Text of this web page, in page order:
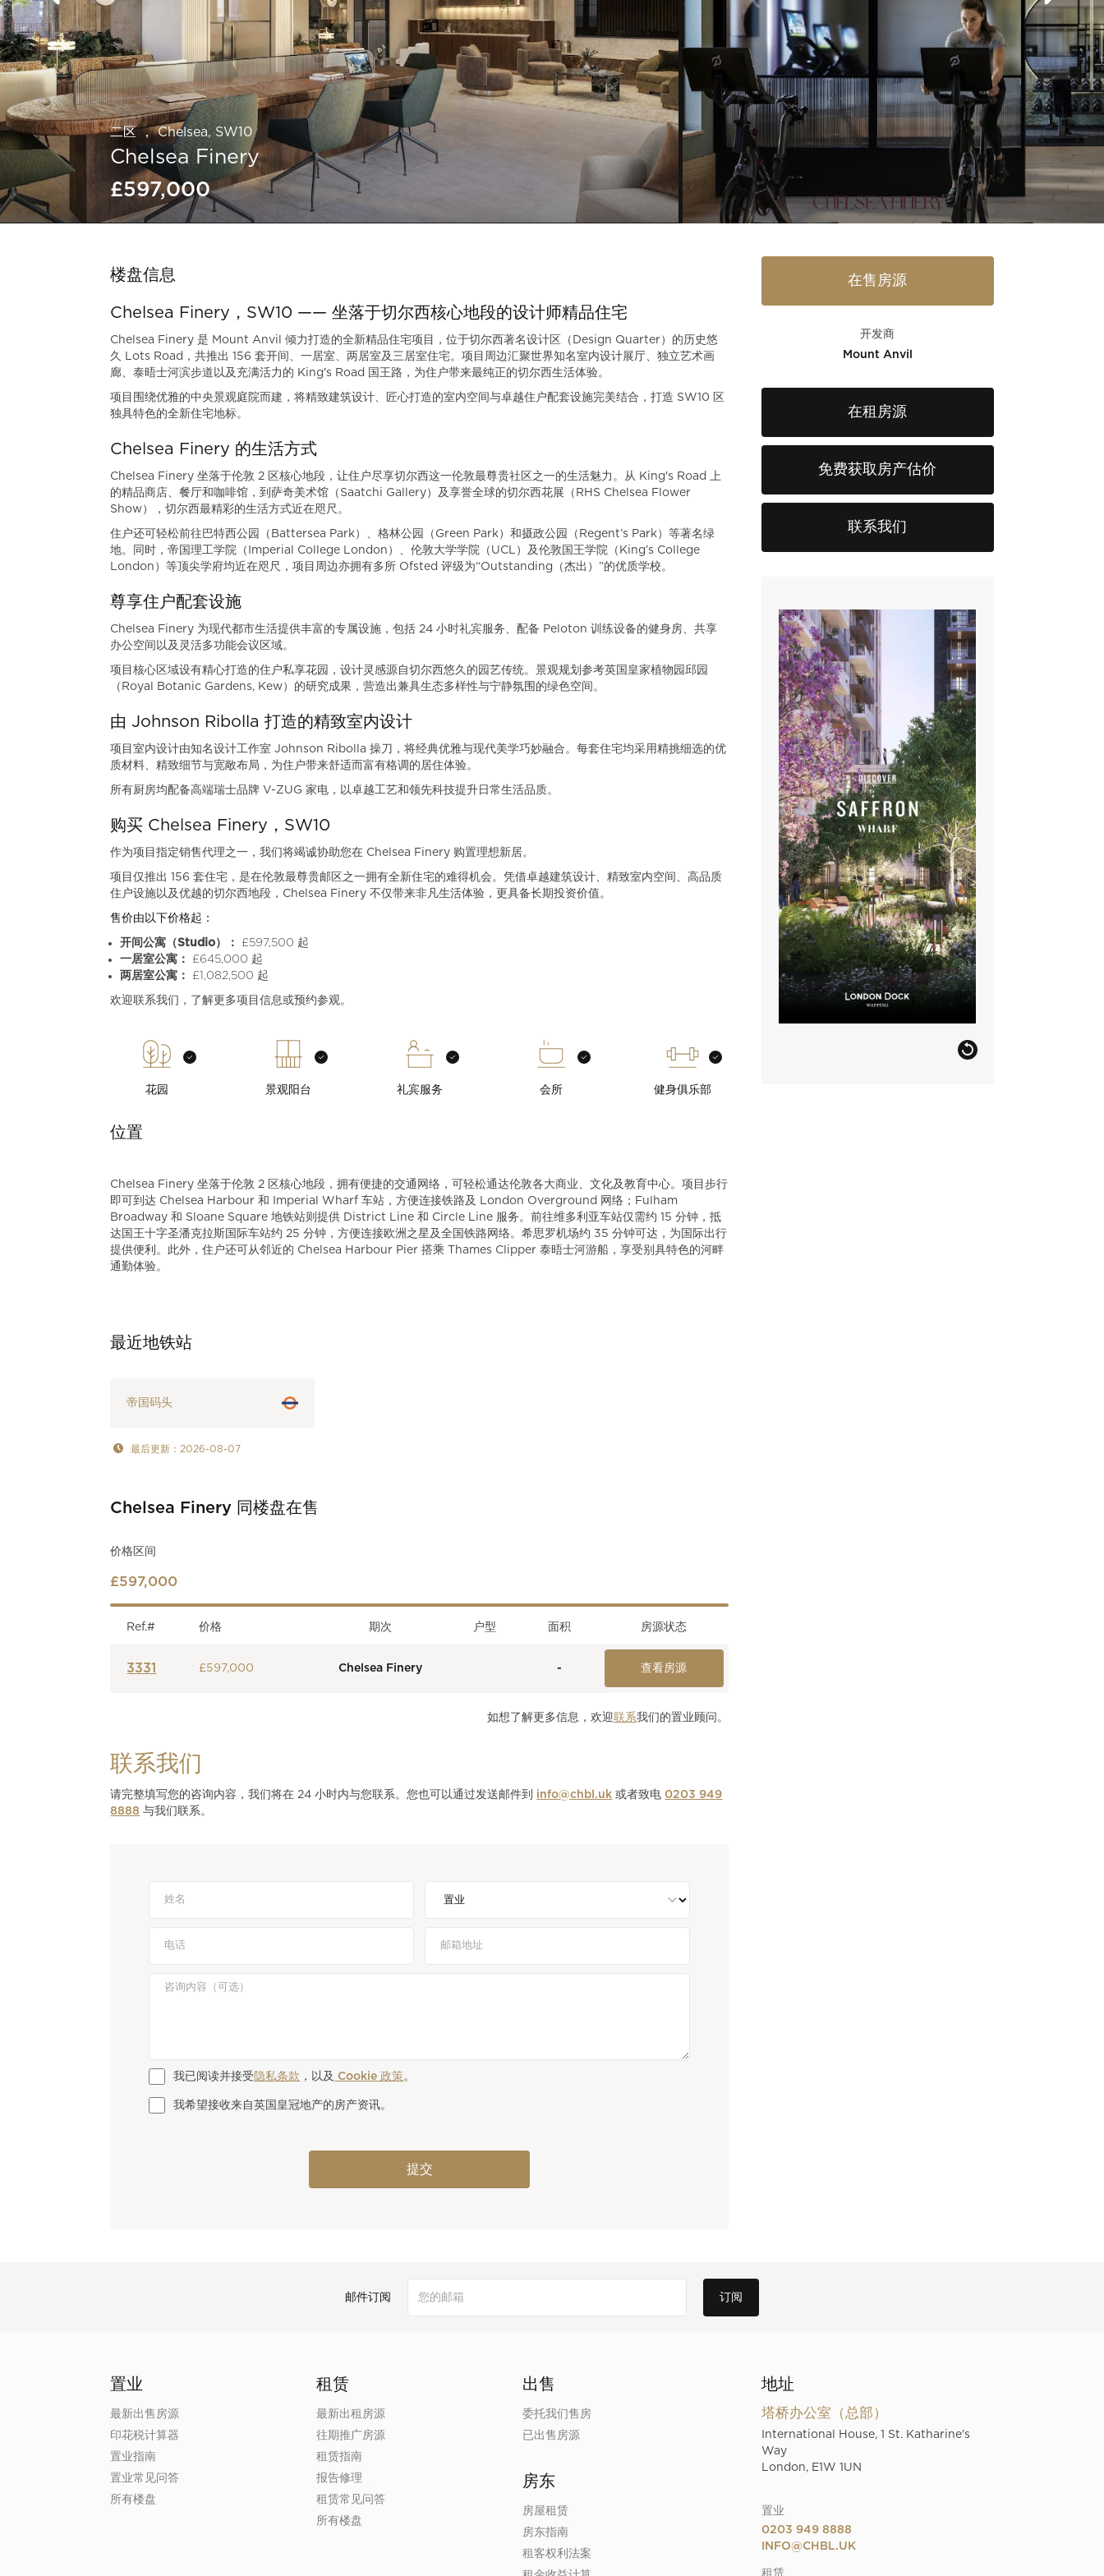
二区 ， Chelsea, SW10
Chelsea Finery
£597,000
楼盘信息
Chelsea Finery，SW10 —— 坐落于切尔西核心地段的设计师精品住宅
Chelsea Finery 是 Mount Anvil 倾力打造的全新精品住宅项目，位于切尔西著名设计区（Design Quarter）的历史悠
久 Lots Road，共推出 156 套开间、一居室、两居室及三居室住宅。项目周边汇聚世界知名室内设计展厅、独立艺术画
廊、泰晤士河滨步道以及充满活力的 King's Road 国王路，为住户带来最纯正的切尔西生活体验。
项目围绕优雅的中央景观庭院而建，将精致建筑设计、匠心打造的室内空间与卓越住户配套设施完美结合，打造 SW10 区
独具特色的全新住宅地标。
Chelsea Finery 的生活方式
Chelsea Finery 坐落于伦敦 2 区核心地段，让住户尽享切尔西这一伦敦最尊贵社区之一的生活魅力。从 King's Road 上
的精品商店、餐厅和咖啡馆，到萨奇美术馆（Saatchi Gallery）及享誉全球的切尔西花展（RHS Chelsea Flower
Show），切尔西最精彩的生活方式近在咫尺。
住户还可轻松前往巴特西公园（Battersea Park）、格林公园（Green Park）和摄政公园（Regent’s Park）等著名绿
地。同时，帝国理工学院（Imperial College London）、伦敦大学学院（UCL）及伦敦国王学院（King’s College
London）等顶尖学府均近在咫尺，项目周边亦拥有多所 Ofsted 评级为“Outstanding（杰出）”的优质学校。
尊享住户配套设施
Chelsea Finery 为现代都市生活提供丰富的专属设施，包括 24 小时礼宾服务、配备 Peloton 训练设备的健身房、共享
办公空间以及灵活多功能会议区域。
项目核心区域设有精心打造的住户私享花园，设计灵感源自切尔西悠久的园艺传统。景观规划参考英国皇家植物园邱园
（Royal Botanic Gardens, Kew）的研究成果，营造出兼具生态多样性与宁静氛围的绿色空间。
由 Johnson Ribolla 打造的精致室内设计
项目室内设计由知名设计工作室 Johnson Ribolla 操刀，将经典优雅与现代美学巧妙融合。每套住宅均采用精挑细选的优
质材料、精致细节与宽敞布局，为住户带来舒适而富有格调的居住体验。
所有厨房均配备高端瑞士品牌 V-ZUG 家电，以卓越工艺和领先科技提升日常生活品质。
购买 Chelsea Finery，SW10
作为项目指定销售代理之一，我们将竭诚协助您在 Chelsea Finery 购置理想新居。
项目仅推出 156 套住宅，是在伦敦最尊贵邮区之一拥有全新住宅的难得机会。凭借卓越建筑设计、精致室内空间、高品质
住户设施以及优越的切尔西地段，Chelsea Finery 不仅带来非凡生活体验，更具备长期投资价值。
售价由以下价格起：
开间公寓（Studio）：
£597,500 起
一居室公寓：
£645,000 起
两居室公寓：
£1,082,500 起
欢迎联系我们，了解更多项目信息或预约参观。
花园 景观阳台 礼宾服务 会所 健身俱乐部
位置
Chelsea Finery 坐落于伦敦 2 区核心地段，拥有便捷的交通网络，可轻松通达伦敦各大商业、文化及教育中心。项目步行
即可到达 Chelsea Harbour 和 Imperial Wharf 车站，方便连接铁路及 London Overground 网络；Fulham
Broadway 和 Sloane Square 地铁站则提供 District Line 和 Circle Line 服务。前往维多利亚车站仅需约 15 分钟，抵
达国王十字圣潘克拉斯国际车站约 25 分钟，方便连接欧洲之星及全国铁路网络。希思罗机场约 35 分钟可达，为国际出行
提供便利。此外，住户还可从邻近的 Chelsea Harbour Pier 搭乘 Thames Clipper 泰晤士河游船，享受别具特色的河畔
通勤体验。
最近地铁站
帝国码头
最后更新：2026-08-07
Chelsea Finery 同楼盘在售
价格区间
£597,000
Ref.# 价格 期次 户型 面积 房源状态
3331 £597,000 Chelsea Finery - 查看房源
如想了解更多信息，欢迎联系我们的置业顾问。
联系我们
请完整填写您的咨询内容，我们将在 24 小时内与您联系。您也可以通过发送邮件到 info@chbl.uk 或者致电 0203 949
8888 与我们联系。
我已阅读并接受 隐私条款 ，以及 Cookie 政策。
我希望接收来自英国皇冠地产的房产资讯。
在售房源
开发商
Mount Anvil
在租房源
免费获取房产估价
联系我们
邮件订阅
置业
最新出售房源
印花税计算器
置业指南
置业常见问答
所有楼盘
租赁
最新出租房源
往期推广房源
租赁指南
报告修理
租赁常见问答
所有楼盘
出售
委托我们售房
已出售房源
房东
房屋租赁
房东指南
租客权利法案
地址
塔桥办公室（总部）
International House, 1 St. Katharine's
Way
London, E1W 1UN
置业
0203 949 8888
INFO@CHBL.UK
租赁